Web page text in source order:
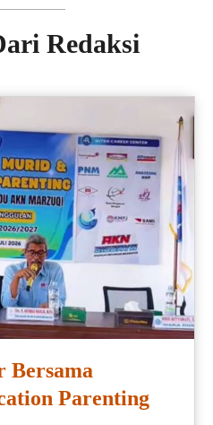
Redaksi
Bersama
Parenting